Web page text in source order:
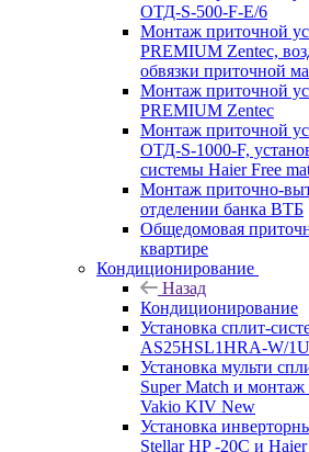
ОТД-S-500-F-E/6
Монтаж приточной
PREMIUM Zentec,
обвязки приточной
Монтаж приточной
PREMIUM Zentec
Монтаж приточной
ОТД-S-1000-F,
системы Haier Free
Монтаж приточно-
отделении банка ВТБ
Общедомовая
квартире
Кондиционирование
Назад
Кондиционирование
Установка сплит-
AS25HSL1HRA-W/
Установка мульти
Super Match и монтаж
Vakio KIV New
Установка
Stellar HP -20С и